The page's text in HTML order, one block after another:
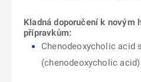
Kladná doporučení k novým
přípravkům:
Chenodeoxycholic acid
(chenodeoxycholic acid)